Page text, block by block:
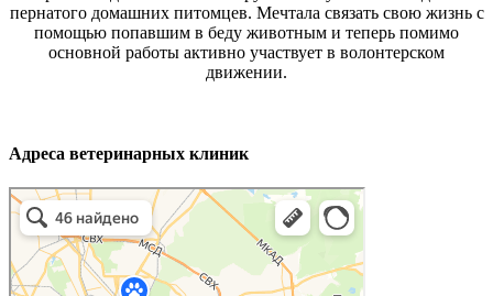
пернатого домашних питомцев. Мечтала связать свою жизнь с
помощью попавшим в беду животным и теперь помимо
основной работы активно участвует в волонтерском
движении.
Адреса ветеринарных клиник